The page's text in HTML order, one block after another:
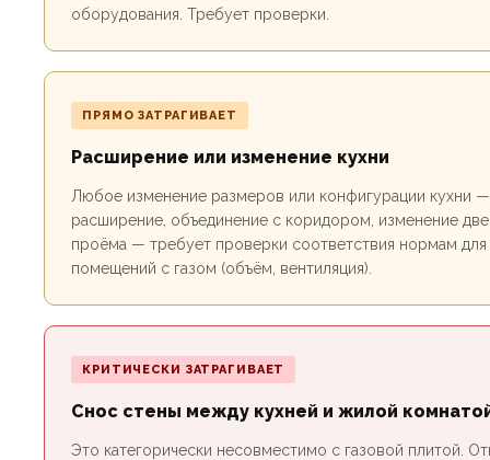
оборудования. Требует проверки.
ПРЯМО ЗАТРАГИВАЕТ
Расширение или изменение кухни
Любое изменение размеров или конфигурации кухни —
расширение, объединение с коридором, изменение
проёма — требует проверки соответствия нормам для
помещений с газом (объём, вентиляция).
КРИТИЧЕСКИ ЗАТРАГИВАЕТ
Снос стены между кухней и жилой
Это категорически несовместимо с газовой плитой.